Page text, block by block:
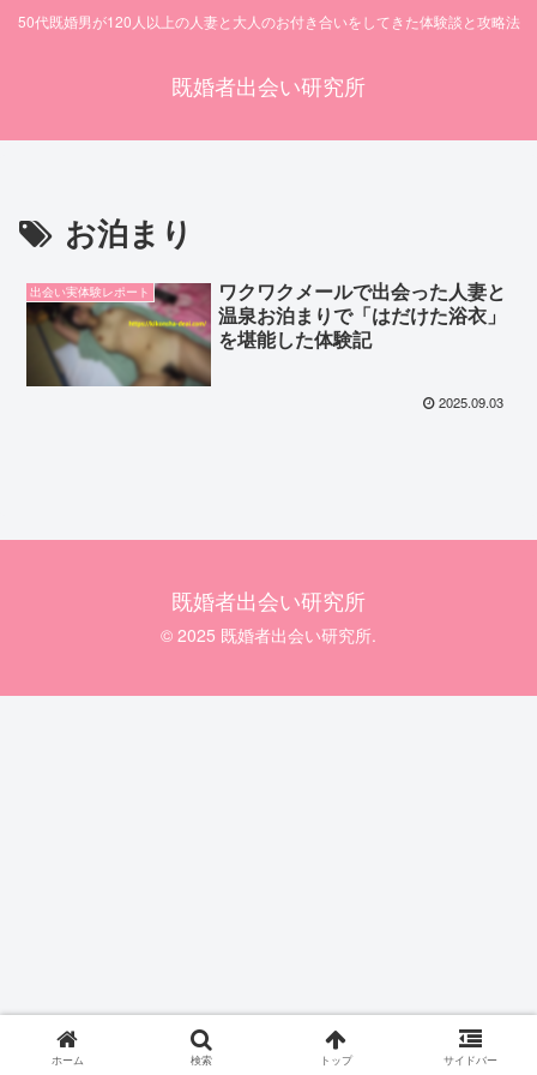
50代既婚男が120人以上の人妻と大人のお付き合いをしてきた体験談と攻略法
既婚者出会い研究所
お泊まり
出会い実体験レポート
ワクワクメールで出会った人妻と
温泉お泊まりで「はだけた浴衣」
を堪能した体験記
2025.09.03
既婚者出会い研究所
© 2025 既婚者出会い研究所.
ホーム 検索 トップ サイドバー